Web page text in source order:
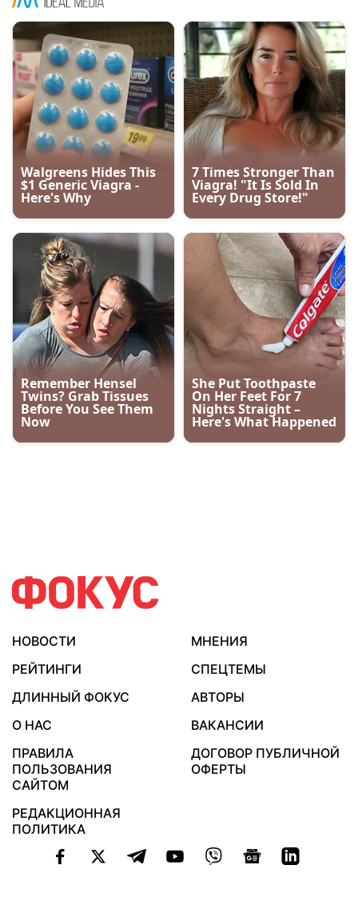
НОВОСТИ
МНЕНИЯ
РЕЙТИНГИ
СПЕЦТЕМЫ
ДЛИННЫЙ ФОКУС
АВТОРЫ
О НАС
ВАКАНСИИ
ПРАВИЛА
ПОЛЬЗОВАНИЯ
САЙТОМ
ДОГОВОР ПУБЛИЧНОЙ
ОФЕРТЫ
РЕДАКЦИОННАЯ
ПОЛИТИКА